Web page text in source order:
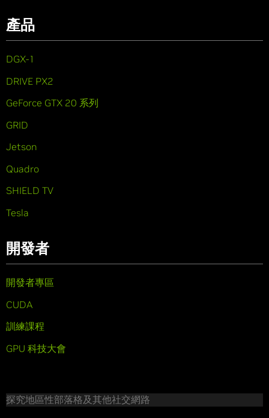
產品
DGX-1
DRIVE PX2
GeForce GTX 20 系列
GRID
Jetson
Quadro
SHIELD TV
Tesla
開發者
開發者專區
CUDA
訓練課程
GPU 科技大會
探究地區性部落格及其他社交網路